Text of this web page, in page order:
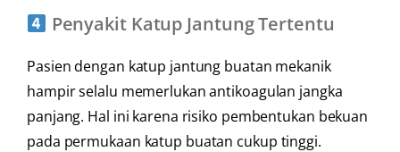
Penyakit Katup Jantung Tertentu
Pasien dengan katup jantung buatan mekanik
hampir selalu memerlukan antikoagulan jangka
panjang. Hal ini karena risiko pembentukan bekuan
pada permukaan katup buatan cukup tinggi.